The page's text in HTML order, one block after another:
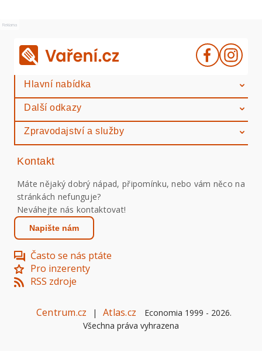
Reklama
Hlavní nabídka
Další odkazy
Zpravodajství a služby
Kontakt
Máte nějaký dobrý nápad, připomínku, nebo vám něco na
stránkách nefunguje?
Neváhejte nás kontaktovat!
Napište nám
Často se nás ptáte
Pro inzerenty
RSS zdroje
Centrum.cz | Atlas.cz Economia 1999 - 2026.
Všechna práva vyhrazena